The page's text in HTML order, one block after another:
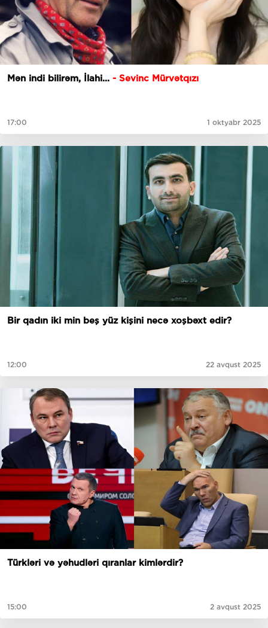
Mən indi bilirəm, İlahi... - Sevinc Mürvətqızı
17:00 1 oktyabr 2025
Bir qadın iki min beş yüz kişini necə xoşbəxt edir?
12:00 22 avqust 2025
Türkləri və yəhudləri qıranlar kimlərdir?
15:00 2 avqust 2025